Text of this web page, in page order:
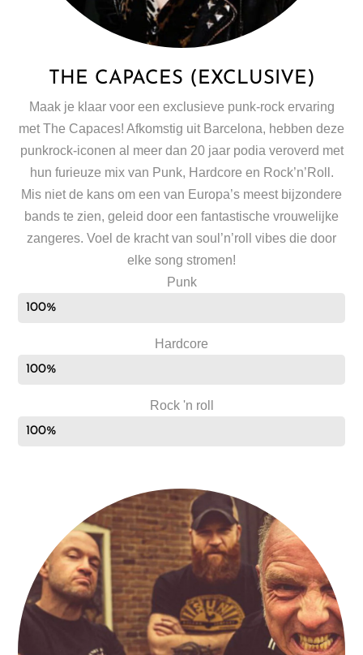
THE CAPACES (EXCLUSIVE)
Maak je klaar voor een exclusieve punk-rock ervaring
met The Capaces! Afkomstig uit Barcelona, hebben deze
punkrock-iconen al meer dan 20 jaar podia veroverd met
hun furieuze mix van Punk, Hardcore en Rock’n’Roll.
Mis niet de kans om een van Europa’s meest bijzondere
bands te zien, geleid door een fantastische vrouwelijke
zangeres. Voel de kracht van soul’n’roll vibes die door
elke song stromen!
Punk
100%
Hardcore
100%
Rock 'n roll
100%